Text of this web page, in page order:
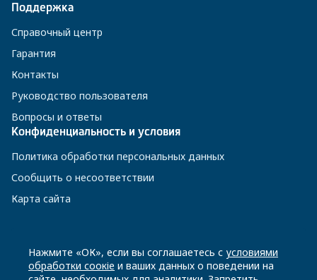
Поддержка
Справочный центр
Гарантия
Контакты
Руководство пользователя
Вопросы и ответы
Конфиденциальность и условия
Политика обработки персональных данных
Сообщить о несоответствии
Карта сайта
8 800 200-23-56
Нажмите «ОК», если вы соглашаетесь с условиями
обработки соокіе и ваших данных о поведении на